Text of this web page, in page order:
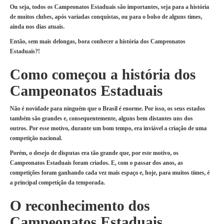
Ou seja, todos os Campeonatos Estaduais são importantes, seja para a história
de muitos clubes, após variadas conquistas, ou para o bolso de alguns times,
ainda nos dias atuais.
Então, sem mais delongas, bora conhecer a história dos Campeonatos
Estaduais?!
Como começou a história dos
Campeonatos Estaduais
Não é novidade para ninguém que o Brasil é enorme. Por isso, os seus estados
também são grandes e, consequentemente, alguns bem distantes uns dos
outros. Por esse motivo, durante um bom tempo, era inviável a criação de uma
competição nacional.
Porém, o desejo de disputas era tão grande que, por este motivo, os
Campeonatos Estaduais foram criados. E, com o passar dos anos, as
competições foram ganhando cada vez mais espaço e, hoje, para muitos times, é
a principal competição da temporada.
O reconhecimento dos